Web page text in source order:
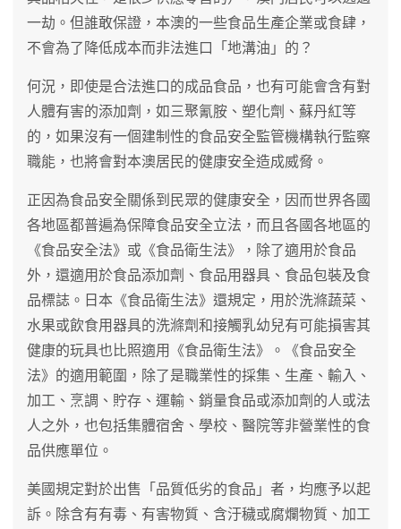
一劫。但誰敢保證，本澳的一些食品生產企業或食肆，
不會為了降低成本而非法進口「地溝油」的？
何況，即使是合法進口的成品食品，也有可能會含有對
人體有害的添加劑，如三聚氰胺、塑化劑、蘇丹紅等
的，如果沒有一個建制性的食品安全監管機構執行監察
職能，也將會對本澳居民的健康安全造成威脅。
正因為食品安全關係到民眾的健康安全，因而世界各國
各地區都普遍為保障食品安全立法，而且各國各地區的
《食品安全法》或《食品衛生法》，除了適用於食品
外，還適用於食品添加劑、食品用器具、食品包裝及食
品標誌。日本《食品衛生法》還規定，用於洗滌蔬菜、
水果或飲食用器具的洗滌劑和接觸乳幼兒有可能損害其
健康的玩具也比照適用《食品衛生法》。《食品安全
法》的適用範圍，除了是職業性的採集、生產、輸入、
加工、烹調、貯存、運輸、銷量食品或添加劑的人或法
人之外，也包括集體宿舍、學校、醫院等非營業性的食
品供應單位。
美國規定對於出售「品質低劣的食品」者，均應予以起
訴。除含有有毒、有害物質、含汙穢或腐爛物質、加工